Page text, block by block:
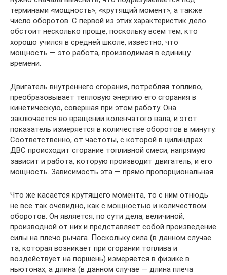
терминами «мощность», «крутящий момент», а также
число оборотов. С первой из этих характеристик дело
обстоит несколько проще, поскольку всем тем, кто
хорошо учился в средней школе, известно, что
мощность — это работа, производимая в единицу
времени.
Двигатель внутреннего сгорания, потребляя топливо,
преобразовывает тепловую энергию его сгорания в
кинетическую, совершая при этом работу. Она
заключается во вращении коленчатого вала, и этот
показатель измеряется в количестве оборотов в минуту.
Соответственно, от частоты, с которой в цилиндрах
ДВС происходит сгорание топливной смеси, напрямую
зависит и работа, которую производит двигатель, и его
мощность. Зависимость эта — прямо пропорциональная.
Что же касается крутящего момента, то с ним отнюдь
не все так очевидно, как с мощностью и количеством
оборотов. Он является, по сути дела, величиной,
производной от них и представляет собой произведение
силы на плечо рычага. Поскольку сила (в данном случае
та, которая возникает при сгорании топлива и
воздействует на поршень) измеряется в физике в
ньютонах, а длина (в данном случае — длина плеча